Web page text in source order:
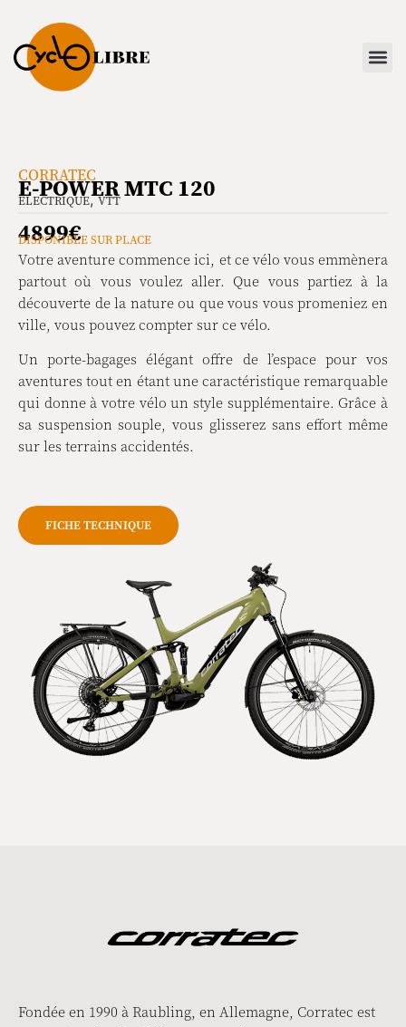
CORRATEC
E-POWER MTC 120
ELECTRIQUE, VTT
4899€
DISPONIBLE SUR PLACE
Votre aventure commence ici, et ce vélo vous emmènera
partout où vous voulez aller. Que vous partiez à la
découverte de la nature ou que vous vous promeniez en
ville, vous pouvez compter sur ce vélo.
Un porte-bagages élégant offre de l’espace pour vos
aventures tout en étant une caractéristique remarquable
qui donne à votre vélo un style supplémentaire. Grâce à
sa suspension souple, vous glisserez sans effort même
sur les terrains accidentés.
FICHE TECHNIQUE
Fondée en 1990 à Raubling, en Allemagne, Corratec est